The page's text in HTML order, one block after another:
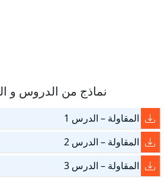
نماذج من الدروس و
المقاولة – الدرس 1
المقاولة – الدرس 2
المقاولة – الدرس 3